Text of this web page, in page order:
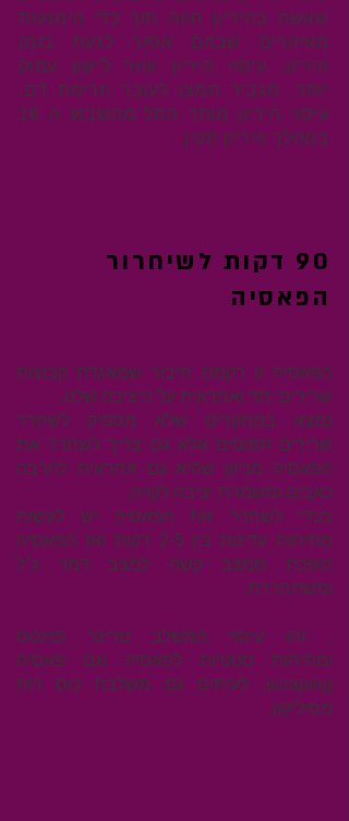
שאשה בהיריון חווה תוך כדי הימנעות
מאיזורים שבהם אסור לגעת בזמן
היריון. עיסוי היריון עוזר לישון עמוק
יותר, מגביר חמצן לעובר וזרימת דם.
עיסוי היריון מותר החל מהשבוע ה 16
במהלך היריון תקין.
90 דקות לשיחרור
הפאסיה
הפאסיה זו רקמת חיבור שמאגדת קבוצות
שרירים יחד ואחראית על היציבה שלנו.
נמצא במחקרים שלא מספיק לשחרר
שרירים תפוסים אלא גם צריך לשחרר את
הפאסיה מכיוון שהיא גם אחראית להרבה
כאבים ומשמרת יציבה לקויה.
בכדי לשחרר את הפאסיה יש לעשות
מתיחות עדינות בין 2-5 דקות ואז הפאסיה
הופכת ממצב קשה למצב דמוי ג׳ל
ומשתחררת.
. זהו עיסוי המשלב טריגר פוינטס
ומתיחות סטטיות לפאסיה וגם פאסיה
scraping, לעיתים גם משלבת כוס רוח
מסיליקון.